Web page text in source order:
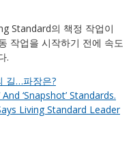
Standard의 책정 작업이
작업을 시작하기 전에 속도
.
길…파장은?
‘Snapshot’ Standards.
Living Standard Leader